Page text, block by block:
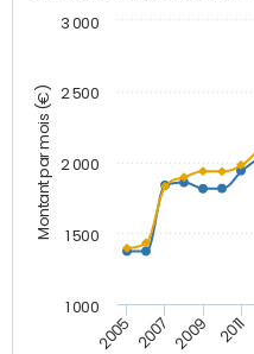
Montant par mois (€)
2005 2007 2009 2011
1 000
1 500
2 000
2 500
3 000